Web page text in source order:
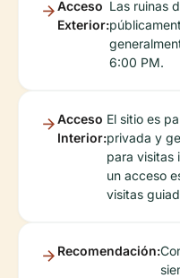
Acceso
Exterior:
Las ruinas
6:00 PM.
Acceso
Interior:
El sitio es
privada y
para visitas
un acceso
visitas
Recomendación: